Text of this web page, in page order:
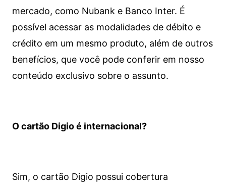
mercado, como Nubank e Banco Inter. É
possível acessar as modalidades de débito e
crédito em um mesmo produto, além de outros
benefícios, que você pode conferir em nosso
conteúdo exclusivo sobre o assunto.
O cartão Digio é internacional?
Sim, o cartão Digio possui cobertura